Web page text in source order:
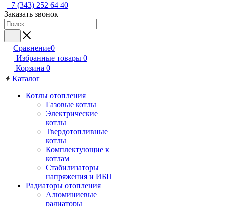
+7 (343) 252 64 40
Заказать звонок
Сравнение0
Избранные товары 0
Корзина 0
Каталог
Котлы отопления
Газовые котлы
Электрические
котлы
Твердотопливные
котлы
Комплектующие к
котлам
Стабилизаторы
напряжения и ИБП
Радиаторы отопления
Алюминиевые
радиаторы